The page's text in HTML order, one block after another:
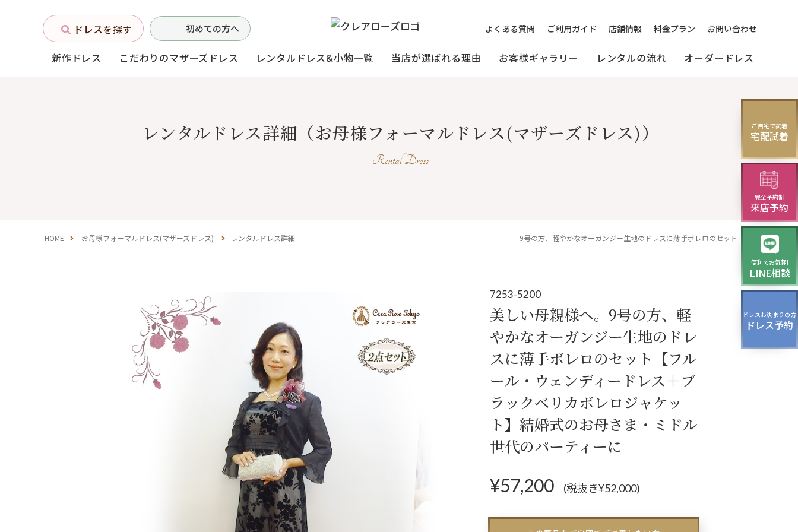
ドレスを探す 初めての方へ よくある質問 ご利用ガイド 店舗情報 料金プラン お問い合わせ
新作ドレス こだわりのマザーズドレス レンタルドレス&小物一覧
お母様フォーマルドレス
(マザーズドレス)
フォーマルドレス
(40～50代の方向け)
フォーマルドレス
(おばあ様向け)
パーティードレス
(20～30代の方向け)
演奏会・発表会・舞台用
華やかロングドレス・
還暦お祝いドレス
立食パーティー、
クルージング、
ダンスパーティーのドレス
当店が選ばれる理由 お客様ギャラリー レンタルの流れ
[宅配]
試着・レンタルの流れ
[来店]
試着・レンタルの流れ
オーダードレス
オーダードレス
セミオーダードレス
(セレクトプラン)
レンタルドレス詳細 （お母様フォーマルドレス(マザーズドレス)）
Rental Dress
HOME お母様フォーマルドレス(マザーズドレス) レンタルドレス詳細
7253-5200
美しい母親様へ。9号の方、軽
やかなオーガンジー生地のドレ
スに薄手ボレロのセット【フル
ール・ウェンディードレス＋ブ
ラックベリカボレロジャケッ
ト】結婚式のお母さま・ミドル
世代のパーティーに
¥57,200 (税抜き¥52,000)
ご自宅で試着
宅配試着
完全予約制
来店予約
便利でお気軽!
LINE相談
ドレスお決まりの方
ドレス予約